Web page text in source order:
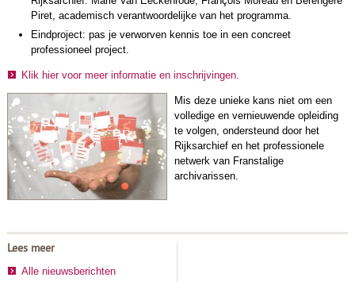
Piret, academisch verantwoordelijke van het programma.
Eindproject: pas je verworven kennis toe in een concreet
professioneel project.
Klik hier voor meer informatie en inschrijvingen.
Mis deze unieke kans niet om een
volledige en vernieuwende opleiding
te volgen, ondersteund door het
Rijksarchief en het professionele
netwerk van Franstalige
archivarissen.
Lees meer
Alle nieuwsberichten